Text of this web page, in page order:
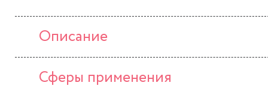
Описание
Сферы применения